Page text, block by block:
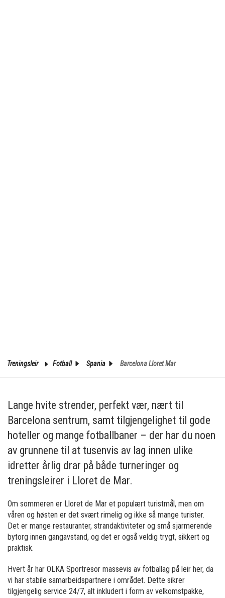
Treningsleir Fotball Spania Barcelona Lloret Mar
Lange hvite strender, perfekt vær, nært til
Barcelona sentrum, samt tilgjengelighet til gode
hoteller og mange fotballbaner – der har du noen
av grunnene til at tusenvis av lag innen ulike
idretter årlig drar på både turneringer og
treningsleirer i Lloret de Mar.
Om sommeren er Lloret de Mar et populært turistmål, men om
våren og høsten er det svært rimelig og ikke så mange turister.
Det er mange restauranter, strandaktiviteter og små sjarmerende
bytorg innen gangavstand, og det er også veldig trygt, sikkert og
praktisk.
Hvert år har OLKA Sportresor massevis av fotballag på leir her, da
vi har stabile samarbeidspartnere i området. Dette sikrer
tilgjengelig service 24/7, alt inkludert i form av velkomstpakke,